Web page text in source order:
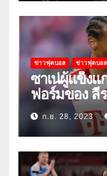
ข่าวฟุตบอล ข่าวฟุตบอล
ซาเน่ผู้แข็งแ
ฟอร์มของ ลี
วนิคก.ย. 28, 2023